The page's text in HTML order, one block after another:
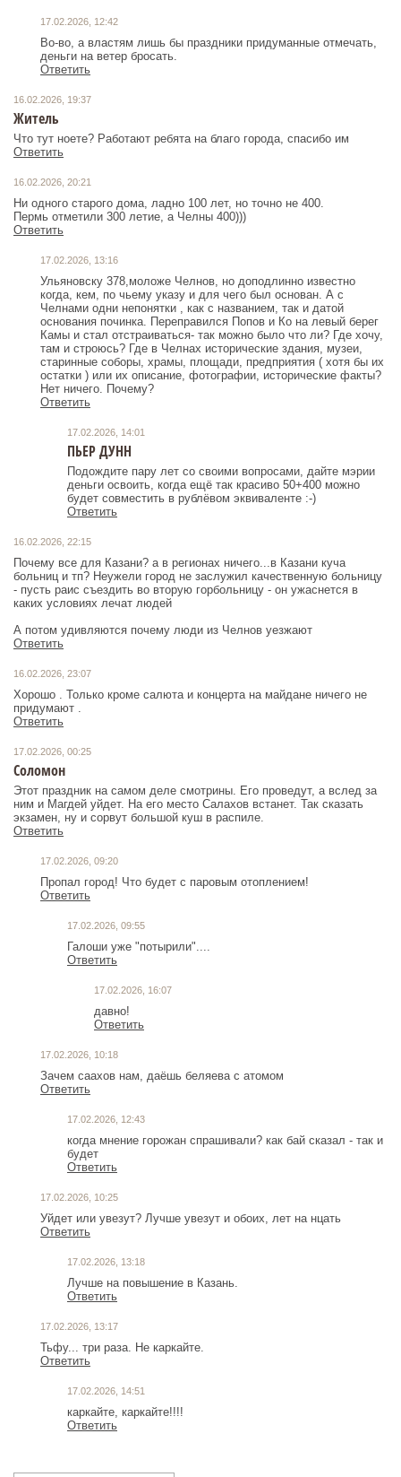
17.02.2026, 12:42
Во-во, а властям лишь бы праздники придуманные отмечать,
деньги на ветер бросать.
Ответить
16.02.2026, 19:37
Житель
Что тут ноете? Работают ребята на благо города, спасибо им
Ответить
16.02.2026, 20:21
Ни одного старого дома, ладно 100 лет, но точно не 400.
Пермь отметили 300 летие, а Челны 400)))
Ответить
17.02.2026, 13:16
Ульяновску 378,моложе Челнов, но доподлинно известно
когда, кем, по чьему указу и для чего был основан. А с
Челнами одни непонятки , как с названием, так и датой
основания починка. Переправился Попов и Ко на левый берег
Камы и стал отстраиваться- так можно было что ли? Где хочу,
там и строюсь? Где в Челнах исторические здания, музеи,
старинные соборы, храмы, площади, предприятия ( хотя бы их
остатки ) или их описание, фотографии, исторические факты?
Нет ничего. Почему?
Ответить
17.02.2026, 14:01
ПЬЕР ДУНН
Подождите пару лет со своими вопросами, дайте мэрии
деньги освоить, когда ещё так красиво 50+400 можно
будет совместить в рублёвом эквиваленте :-)
Ответить
16.02.2026, 22:15
Почему все для Казани? а в регионах ничего...в Казани куча
больниц и тп? Неужели город не заслужил качественную больницу
- пусть раис съездить во вторую горбольницу - он ужаснется в
каких условиях лечат людей
А потом удивляются почему люди из Челнов уезжают
Ответить
16.02.2026, 23:07
Хорошо . Только кроме салюта и концерта на майдане ничего не
придумают .
Ответить
17.02.2026, 00:25
Соломон
Этот праздник на самом деле смотрины. Его проведут, а вслед за
ним и Магдей уйдет. На его место Салахов встанет. Так сказать
экзамен, ну и сорвут большой куш в распиле.
Ответить
17.02.2026, 09:20
Пропал город! Что будет с паровым отоплением!
Ответить
17.02.2026, 09:55
Галоши уже "потырили"....
Ответить
17.02.2026, 16:07
давно!
Ответить
17.02.2026, 10:18
Зачем саахов нам, даёшь беляева с атомом
Ответить
17.02.2026, 12:43
когда мнение горожан спрашивали? как бай сказал - так и
будет
Ответить
17.02.2026, 10:25
Уйдет или увезут? Лучше увезут и обоих, лет на нцать
Ответить
17.02.2026, 13:18
Лучше на повышение в Казань.
Ответить
17.02.2026, 13:17
Тьфу... три раза. Не каркайте.
Ответить
17.02.2026, 14:51
каркайте, каркайте!!!!
Ответить